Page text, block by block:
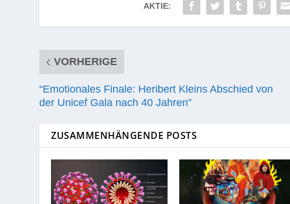
AKTIE:
VORHERIGE
“Emotionales Finale: Heribert Kleins Abschied von
der Unicef Gala nach 40 Jahren”
ZUSAMMENHÄNGENDE POSTS